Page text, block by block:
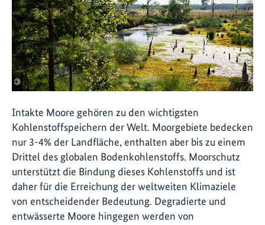
©
Intakte Moore gehören zu den wichtigsten
Kohlenstoffspeichern der Welt. Moorgebiete bedecken
nur 3-4% der Landfläche, enthalten aber bis zu einem
Drittel des globalen Bodenkohlenstoffs. Moorschutz
unterstützt die Bindung dieses Kohlenstoffs und ist
daher für die Erreichung der weltweiten Klimaziele
von entscheidender Bedeutung. Degradierte und
entwässerte Moore hingegen werden von